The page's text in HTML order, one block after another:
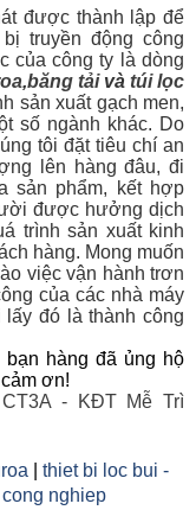
được thành lập để
truyền động công
của công ty là dòng
,băng tảivàtúi lọc
sản xuất gạch men,
số ngành khác. Do
tôi đặt tiêu chí an
lên hàng đâu, đi
sản phẩm, kết hợp
được hưởng dịch
trình sản xuất kinh
hàng. Mong muốn
việc vận hành trơn
của các nhà máy
đó là thành công
hàng đã ủng hộ
ơn!
- KĐT Mễ Trì
thiet bi loc bui -
nghiep